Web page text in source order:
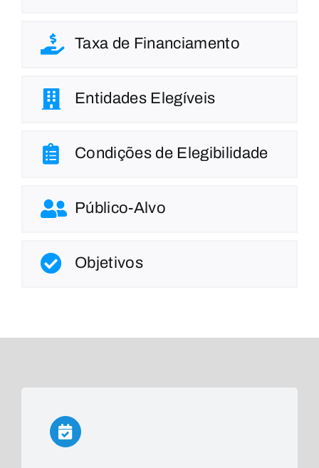
Taxa de Financiamento
Entidades Elegíveis
Condições de Elegibilidade
Público-Alvo
Objetivos